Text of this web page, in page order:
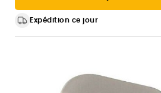
Expédition ce jour